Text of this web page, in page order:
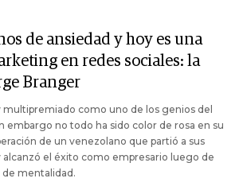
de ansiedad y hoy es una
en redes sociales: la
Branger
multipremiado como uno de los genios del
embargo no todo ha sido color de rosa en su
de un venezolano que partió a sus
alcanzó el éxito como empresario luego de
mentalidad.